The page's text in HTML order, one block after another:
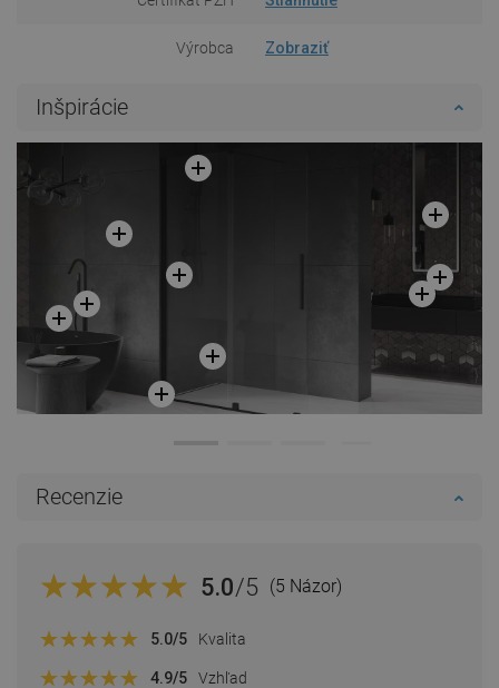
Výrobca Zobraziť
Inšpirácie
Recenzie
5.0/5 (5 Názor)
5.0/5 Kvalita
4.9/5 Vzhľad